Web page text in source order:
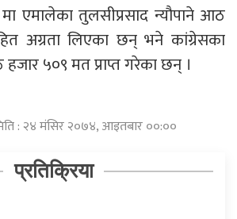
एमालेका तुलसीप्रसाद न्यौपाने आठ
अग्रता लिएका छन् भने कांग्रेसका
५०९ मत प्राप्त गरेका छन् ।
: २४ मंसिर २०७४, आइतबार ००:००
प्रतिक्रिया